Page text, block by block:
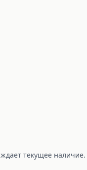
текущее наличие.